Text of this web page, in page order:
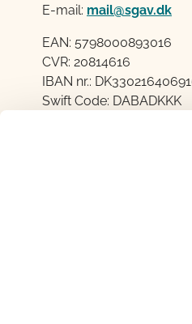
E-mail: mail@sgav.dk
EAN: 5798000893016
CVR: 20814616
IBAN nr.:
Swift Code: DABADKKK
Mandag – Torsdag fra